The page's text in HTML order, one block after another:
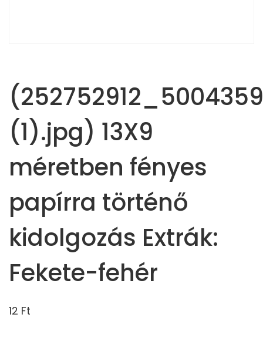
(1).jpg) 13X9
méretben fényes
papírra történő
kidolgozás Extrák:
Fekete-fehér
12 Ft